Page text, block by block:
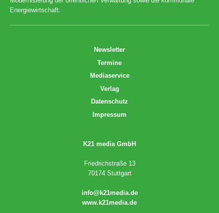
Energiewirtschaft.
Newsletter
Termine
Mediaservice
Verlag
Datenschutz
Impressum
K21 media GmbH
Friedrichstraße 13
70174 Stuttgart
info@k21media.de
www.k21media.de